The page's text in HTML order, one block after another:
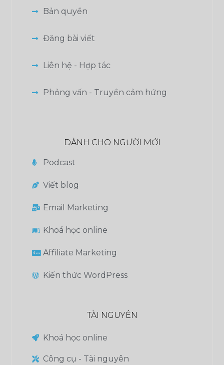
Bản quyền
Đăng bài viết
Liên hệ - Hợp tác
Phỏng vấn - Truyền cảm hứng
DÀNH CHO NGƯỜI MỚI
Podcast
Viết blog
Email Marketing
Khoá học online
Affiliate Marketing
Kiến thức WordPress
TÀI NGUYÊN
Khoá học online
Công cụ - Tài nguyên